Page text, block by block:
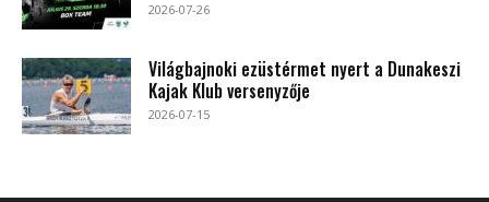
2026-07-26
Világbajnoki ezüstérmet nyert a Dunakeszi
Kajak Klub versenyzője
2026-07-15